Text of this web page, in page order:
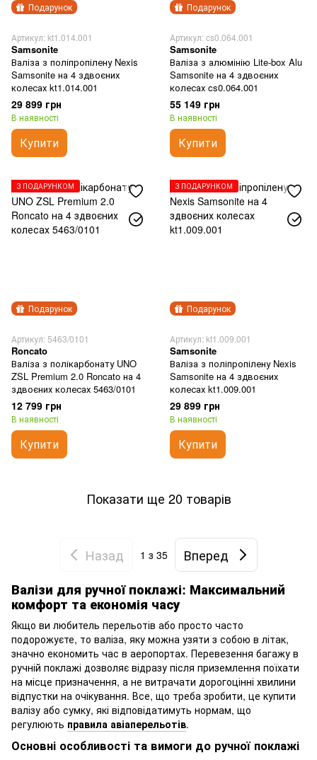
Подарунок
Артикул: kt1.014.001
Samsonite
Валіза з поліпропілену Nexis
Samsonite на 4 здвоєних
колесах kt1.014.001
29 899 грн
В наявності
Купити
Подарунок
Артикул: cs0.064.001
Samsonite
Валіза з алюмінію Lite-box Alu
Samsonite на 4 здвоєних
колесах cs0.064.001
55 149 грн
В наявності
Купити
Подарунок
З ПОДАРУНКОМ
Артикул: 5463/0101
Roncato
Валіза з полікарбонату UNO
ZSL Premium 2.0 Roncato на 4
здвоєних колесах 5463/0101
12 799 грн
В наявності
Купити
Подарунок
З ПОДАРУНКОМ
Артикул: kt1.009.001
Samsonite
Валіза з поліпропілену Nexis
Samsonite на 4 здвоєних
колесах kt1.009.001
29 899 грн
В наявності
Купити
Показати ще 20 товарів
Назад 1 з 35
Вперед
Валізи для ручної поклажі: Максимальний
комфорт та економія часу
Якщо ви любитель перельотів або просто часто
подорожуєте, то валіза, яку можна узяти з собою в літак,
значно економить час в аеропортах. Перевезення багажу в
ручній поклажі дозволяє відразу після приземлення поїхати
на місце призначення, а не витрачати дорогоцінні хвилини
відпустки на очікування. Все, що треба зробити, це купити
валізу або сумку, які відповідатимуть нормам, що
регулюють правила авіаперельотів.
Основні особливості та вимоги до ручної поклажі